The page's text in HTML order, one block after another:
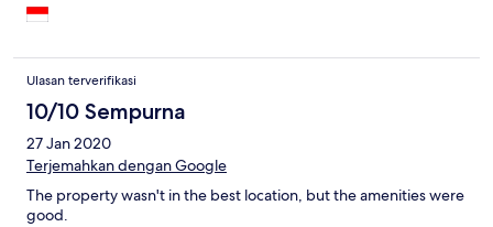
Ulasan terverifikasi
10/10 Sempurna
27 Jan 2020
Terjemahkan dengan Google
The property wasn't in the best location, but the amenities were
good.